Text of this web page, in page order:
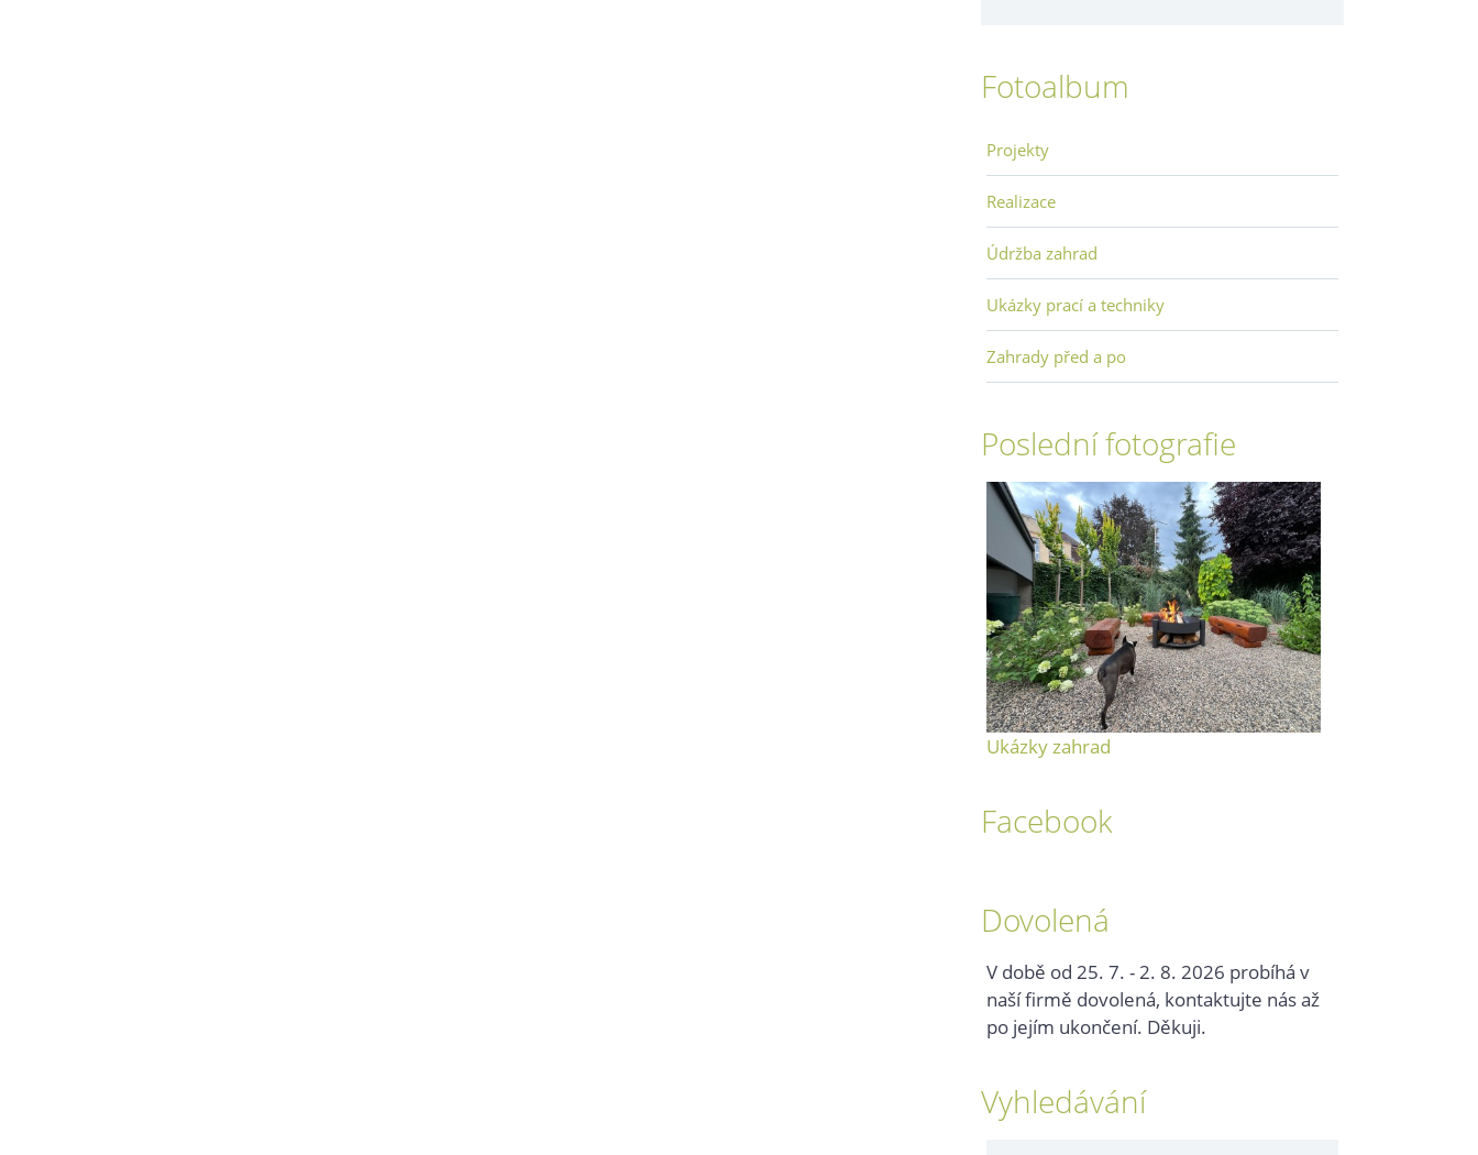
Fotoalbum
Projekty
Realizace
Údržba zahrad
Ukázky prací a techniky
Zahrady před a po
Poslední fotografie
Ukázky zahrad
Facebook
Dovolená
V době od 25. 7. - 2. 8. 2026 probíhá v
naší firmě dovolená, kontaktujte nás až
po jejím ukončení. Děkuji.
Vyhledávání